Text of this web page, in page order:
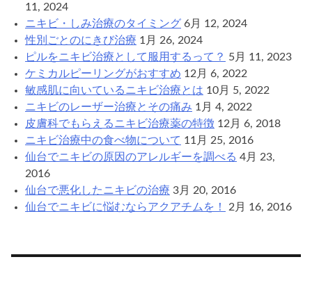
11, 2024
ニキビ・しみ治療のタイミング 6月 12, 2024
性別ごとのにきび治療 1月 26, 2024
ピルをニキビ治療として服用するって？ 5月 11, 2023
ケミカルピーリングがおすすめ 12月 6, 2022
敏感肌に向いているニキビ治療とは 10月 5, 2022
ニキビのレーザー治療とその痛み 1月 4, 2022
皮膚科でもらえるニキビ治療薬の特徴 12月 6, 2018
ニキビ治療中の食べ物について 11月 25, 2016
仙台でニキビの原因のアレルギーを調べる 4月 23,
2016
仙台で悪化したニキビの治療 3月 20, 2016
仙台でニキビに悩むならアクアチムを！
2月 16, 2016